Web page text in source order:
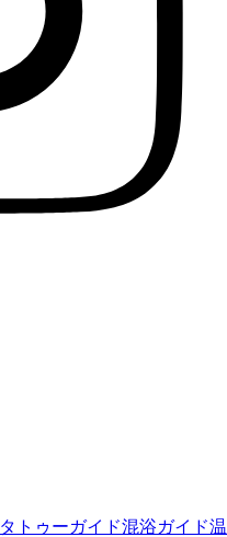
タトゥーガイド混浴ガイド温